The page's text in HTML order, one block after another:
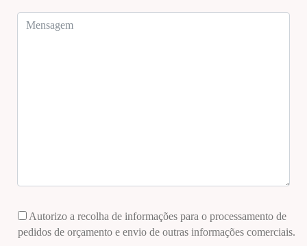
Autorizo a recolha de informações para o processamento de
pedidos de orçamento e envio de outras informações comerciais.